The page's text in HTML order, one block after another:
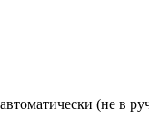
(не в